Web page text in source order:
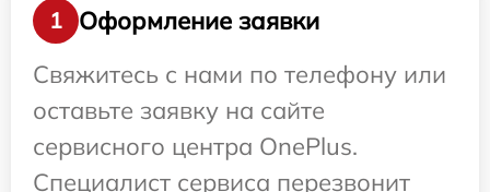
1
Оформление заявки
Свяжитесь с нами по телефону или
оставьте заявку на сайте
сервисного центра OnePlus.
Специалист сервиса перезвонит